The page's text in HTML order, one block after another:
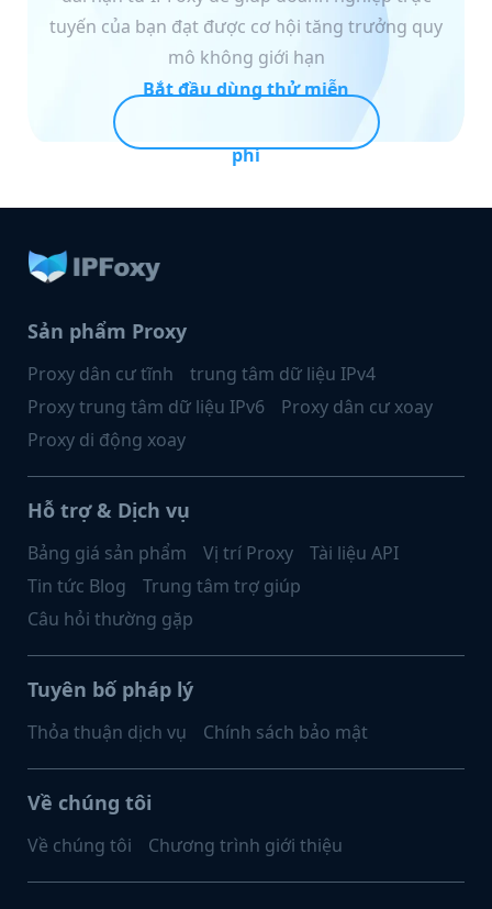
tuyến của bạn đạt được cơ hội tăng trưởng quy
mô không giới hạn
Bắt đầu dùng thử miễn
phí
Sản phẩm Proxy
Proxy dân cư tĩnh
trung tâm dữ liệu IPv4
Proxy trung tâm dữ liệu IPv6
Proxy dân cư xoay
Proxy di động xoay
Hỗ trợ & Dịch vụ
Bảng giá sản phẩm Vị trí Proxy
Tài liệu API
Tin tức Blog
Trung tâm trợ giúp
Câu hỏi thường gặp
Tuyên bố pháp lý
Thỏa thuận dịch vụ Chính sách bảo mật
Về chúng tôi
Về chúng tôi Chương trình giới thiệu